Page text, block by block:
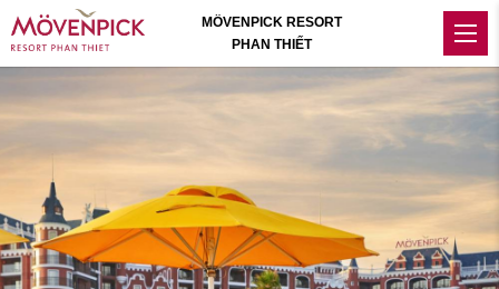
MÖVENPICK RESORT
PHAN THIẾT